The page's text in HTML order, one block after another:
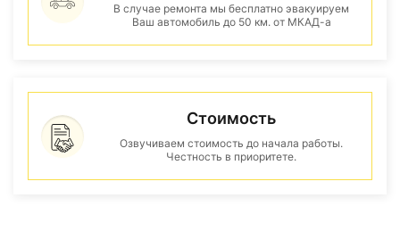
В случае ремонта мы бесплатно эвакуируем
Ваш автомобиль до 50 км. от МКАД-а
Стоимость
Озвучиваем стоимость до начала работы.
Честность в приоритете.